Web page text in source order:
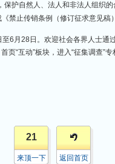
护自然人、法人和非法人组织的
禁止传销条例（修订征求意见稿
月28日。欢迎社会各界人士通
页“互动”板块，进入“征集调查”
21
来顶一下 返回首页